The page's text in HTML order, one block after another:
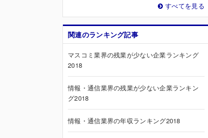
すべてを見る
関連のランキング記事
マスコミ業界の残業が少ない企業ランキング
2018
情報・通信業界の残業が少ない企業ランキン
グ2018
情報・通信業界の年収ランキング2018